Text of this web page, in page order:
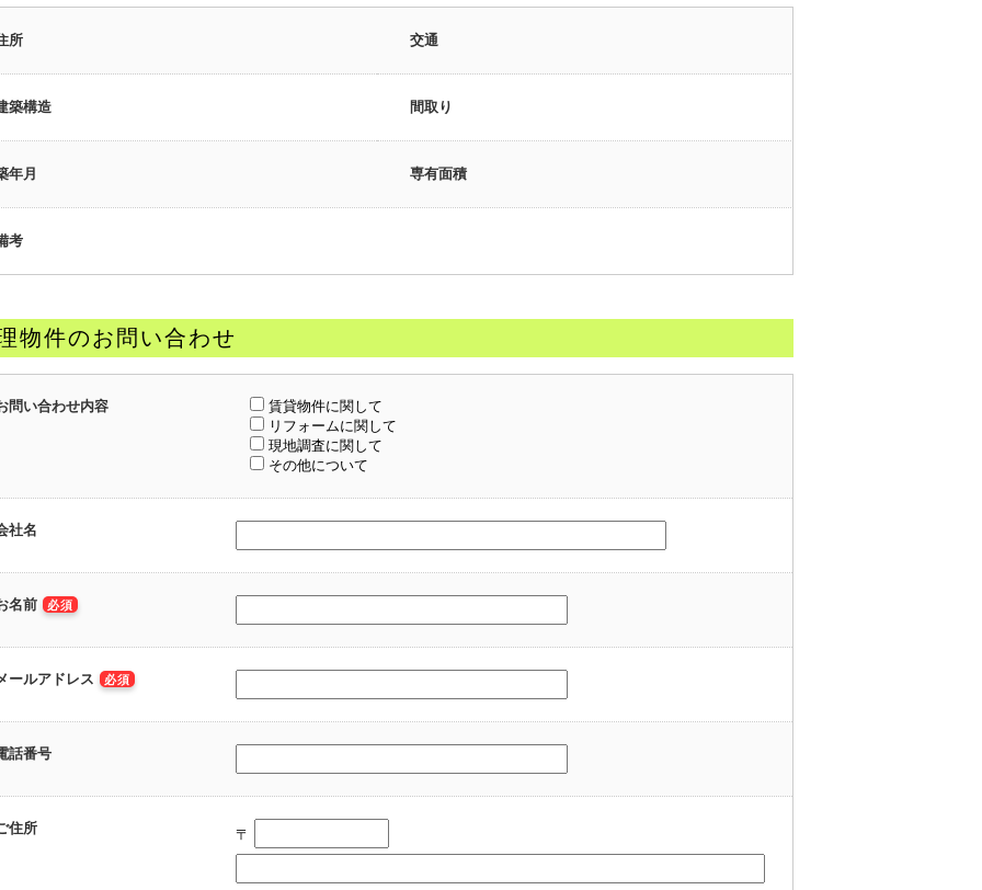
所 交通
築構造 間取り
年月 専有面積
考
物件のお問い合わせ
問い合わせ内容
賃貸物件に関して
リフォームに関して
現地調査に関して
その他について
社名
名前 必須
ールアドレス 必須
話番号
住所 〒